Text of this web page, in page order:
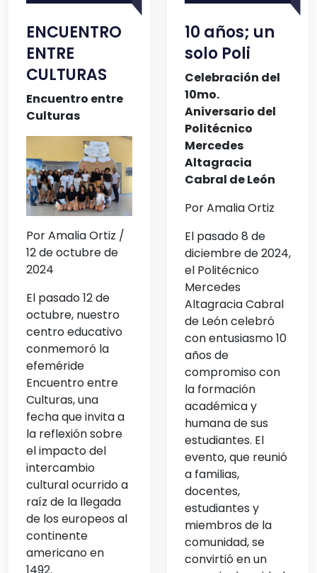
ENCUENTRO
ENTRE
CULTURAS
Encuentro entre
Culturas
Por Amalia Ortiz /
12 de octubre de
2024
El pasado 12 de
octubre, nuestro
centro educativo
conmemoró la
efeméride
Encuentro entre
Culturas, una
fecha que invita a
la reflexión sobre
el impacto del
intercambio
cultural ocurrido a
raíz de la llegada
de los europeos al
continente
americano en
1492.
10 años; un
solo Poli
Celebración del
10mo.
Aniversario del
Politécnico
Mercedes
Altagracia
Cabral de León
Por Amalia Ortiz
El pasado 8 de
diciembre de 2024,
el Politécnico
Mercedes
Altagracia Cabral
de León celebró
con entusiasmo 10
años de
compromiso con
la formación
académica y
humana de sus
estudiantes. El
evento, que reunió
a familias,
docentes,
estudiantes y
miembros de la
comunidad, se
convirtió en un